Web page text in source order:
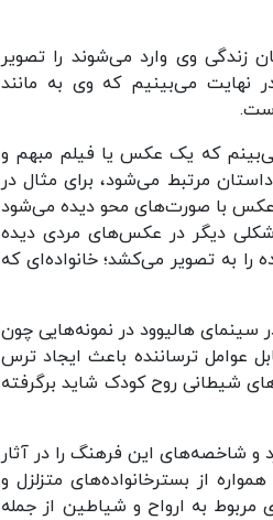
وی وارد می‌شوند را تصویر
نهایت می‌بینیم که وی به مانند
که یک عکس یا فیلم مبهم و
مرتبط می‌شود، برای مثال در
با صورت‌های محو دیده می‌شود
دیگر در عکس‌های مردی دیده
را به تصویر می‌کشد؛ خانواده‌‌ای که
هالیوود در نمونه‌هایی چون
ترساننده باعث ایجاد ترس
شیطانی روح کودک شاید برگرفته
و شاخصه‌های این فرهنگ را در آثار
از بسترخانواده‌های متزلزل و
به ارواح و شیاطین از جمله